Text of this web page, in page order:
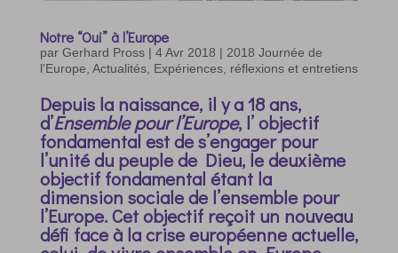
Notre “Oui” à l’Europe
par Gerhard Pross| 4 Avr 2018 | 2018 Journée de
l'Europe Actualités, Expériences, réflexions et entretiens
Depuis la naissance, il y a 18 ans,
d’Ensemble pour l’Europe, l’ objectif
fondamental est de s’engager pour
l’unité du peuple de Dieu, le deuxième
objectif fondamental étant la
dimension sociale de l’ensemble pour
l’Europe. Cet objectif reçoit un nouveau
défi face à la crise européenne actuelle,